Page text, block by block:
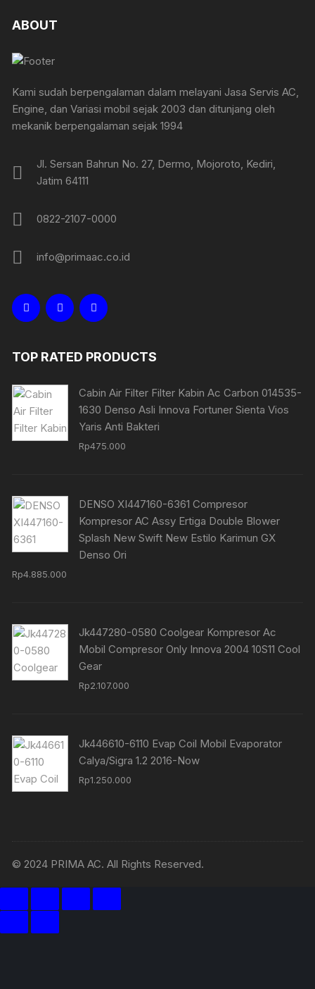
ABOUT
Kami sudah berpengalaman dalam melayani Jasa Servis AC,
Engine, dan Variasi mobil sejak 2003 dan ditunjang oleh
mekanik berpengalaman sejak 1994
Jl. Sersan Bahrun No. 27, Dermo, Mojoroto, Kediri,
Jatim 64111
0822-2107-0000
info@primaac.co.id
TOP RATED PRODUCTS
Cabin Air Filter Filter Kabin Ac Carbon 014535-
1630 Denso Asli Innova Fortuner Sienta Vios
Yaris Anti Bakteri
Rp475.000
DENSO XI447160-6361 Compresor
Kompresor AC Assy Ertiga Double Blower
Splash New Swift New Estilo Karimun GX
Denso Ori
Rp4.885.000
Jk447280-0580 Coolgear Kompresor Ac
Mobil Compresor Only Innova 2004 10S11 Cool
Gear
Rp2.107.000
Jk446610-6110 Evap Coil Mobil Evaporator
Calya/Sigra 1.2 2016-Now
Rp1.250.000
© 2024 PRIMA AC. All Rights Reserved.